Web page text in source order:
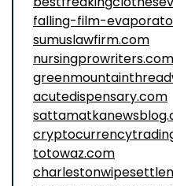
falling-film-
sumuslawfirm.com
nursingprowriters.com
acutedispensary.com
totowaz.com